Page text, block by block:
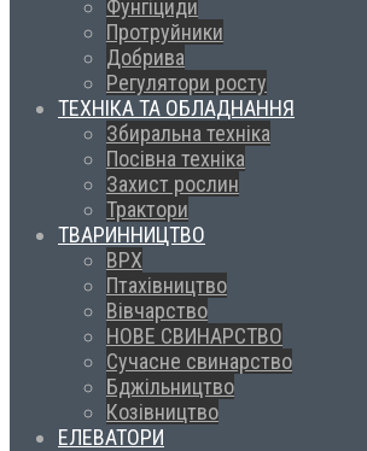
Фунгіциди
Протруйники
Добрива
Регулятори росту
ТЕХНІКА ТА ОБЛАДНАННЯ
Збиральна техніка
Посівна техніка
Захист рослин
Трактори
ТВАРИННИЦТВО
ВРХ
Птахівництво
Вівчарство
НОВЕ СВИНАРСТВО
Сучасне свинарство
Бджільництво
Козівництво
ЕЛЕВАТОРИ